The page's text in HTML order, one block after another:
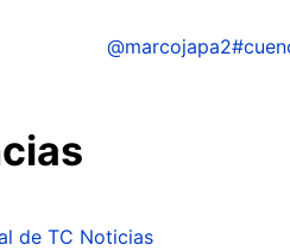
@marcojapa2
de TC Noticias